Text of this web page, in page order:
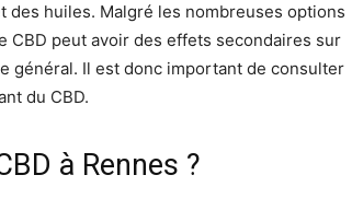
des huiles. Malgré les nombreuses options
CBD peut avoir des effets secondaires sur
général. Il est donc important de consulter
du CBD.
à Rennes ?